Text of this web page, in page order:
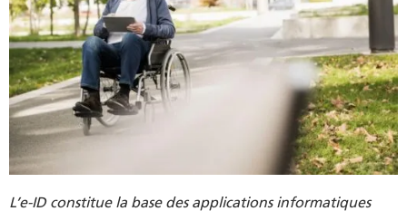
L’e-ID constitue la base des applications informatiques